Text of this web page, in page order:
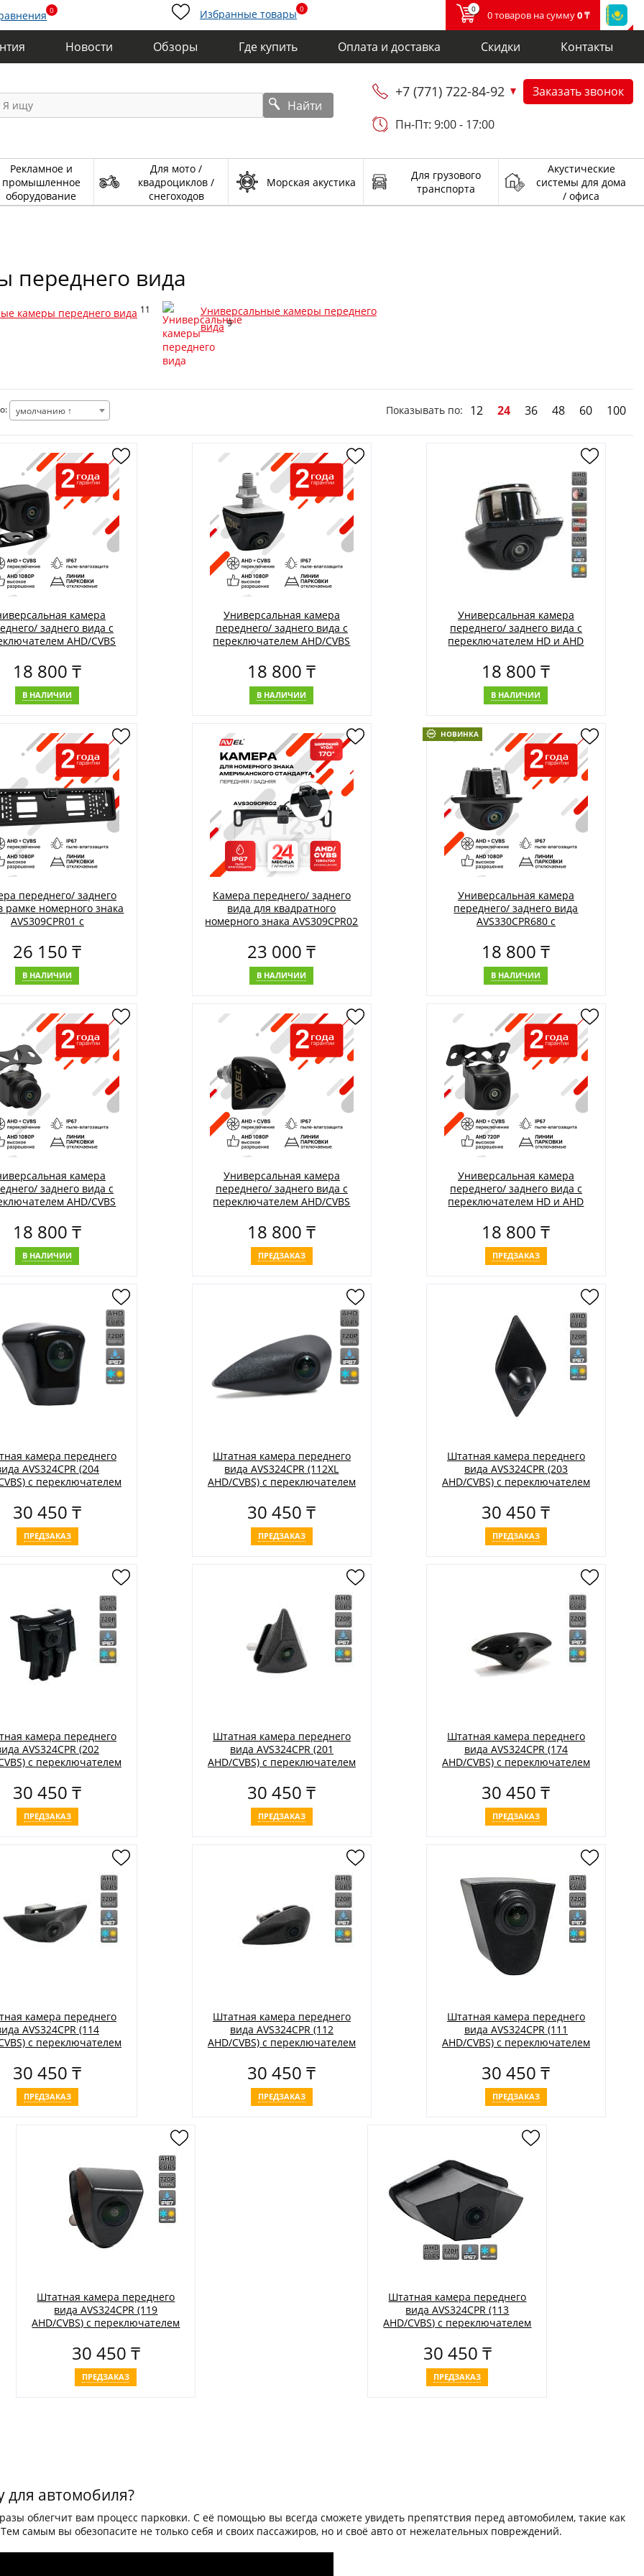
0 Избранные товары 0 0
0 товаров на сумму0 ₸
Новости Обзоры Где купить Оплата и доставка Скидки Контакты
Найти
+7 (771) 722-84-92 Заказать звонок
Пн-Пт: 9:00 - 17:00
Рекламное и
промышленное
оборудование
Для мото /
квадроциклов /
снегоходов
Морская акустика
Для грузового
транспорта
Акустические
системы для дома
/ офиса
переднего вида
камеры переднего вида 11
Универсальные камеры переднего
вида 9
умолчанию ↑ Показывать по: 12 24 36 48 60 100
камера
заднего вида с
AHD/CVBS
18 800 ₸
В НАЛИЧИИ
Универсальная камера
переднего/ заднего вида с
переключателем AHD/CVBS
18 800 ₸
В НАЛИЧИИ
Универсальная камера
переднего/ заднего вида с
переключателем HD и AHD
18 800 ₸
В НАЛИЧИИ
переднего/ заднего
рамке номерного знака
AVS309CPR01 с
26 150 ₸
В НАЛИЧИИ
Камера переднего/ заднего
вида для квадратного
номерного знака AVS309CPR02
23 000 ₸
В НАЛИЧИИ
НОВИНКА
Универсальная камера
переднего/ заднего вида
AVS330CPR680 с
18 800 ₸
В НАЛИЧИИ
камера
заднего вида с
AHD/CVBS
18 800 ₸
В НАЛИЧИИ
Универсальная камера
переднего/ заднего вида с
переключателем AHD/CVBS
на вертикальную плоскость
18 800 ₸
ПРЕДЗАКАЗ
Универсальная камера
переднего/ заднего вида с
переключателем HD и AHD
18 800 ₸
ПРЕДЗАКАЗ
камера переднего
AVS324CPR (204
с переключателем
AUDI
30 450 ₸
ПРЕДЗАКАЗ
Штатная камера переднего
вида AVS324CPR (112XL
AHD/CVBS) с переключателем
HYUNDAI
30 450 ₸
ПРЕДЗАКАЗ
Штатная камера переднего
вида AVS324CPR (203
AHD/CVBS) с переключателем
RENAULT
30 450 ₸
ПРЕДЗАКАЗ
камера переднего
AVS324CPR (202
с переключателем
TOYOTA
30 450 ₸
ПРЕДЗАКАЗ
Штатная камера переднего
вида AVS324CPR (201
AHD/CVBS) с переключателем
VOLKSWAGEN
30 450 ₸
ПРЕДЗАКАЗ
Штатная камера переднего
вида AVS324CPR (174
AHD/CVBS) с переключателем
MAZDA
30 450 ₸
ПРЕДЗАКАЗ
камера переднего
AVS324CPR (114
с переключателем
NISSAN
30 450 ₸
ПРЕДЗАКАЗ
Штатная камера переднего
вида AVS324CPR (112
AHD/CVBS) с переключателем
HYUNDAI
30 450 ₸
ПРЕДЗАКАЗ
Штатная камера переднего
вида AVS324CPR (111
AHD/CVBS) с переключателем
HONDA
30 450 ₸
ПРЕДЗАКАЗ
Штатная камера переднего
вида AVS324CPR (119
AHD/CVBS) с переключателем
TOYOTA
30 450 ₸
ПРЕДЗАКАЗ
Штатная камера переднего
вида AVS324CPR (113
AHD/CVBS) с переключателем
MERCEDES-BENZ
30 450 ₸
ПРЕДЗАКАЗ
автомобиля?
облегчит вам процесс парковки. С её помощью вы всегда сможете увидеть препятствия перед автомобилем, такие как
самым вы обезопасите не только себя и своих пассажиров, но и своё авто от нежелательных повреждений.